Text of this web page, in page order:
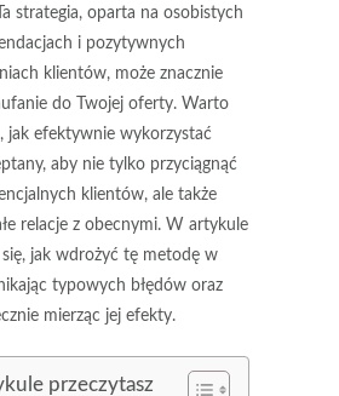
strategia, oparta na osobistych
i pozytywnych
klientów, może znacznie
do Twojej oferty. Warto
jak efektywnie wykorzystać
aby nie tylko przyciągnąć
klientów, ale także
relacje z obecnymi. W artykule
jak wdrożyć tę metodę w
typowych błędów oraz
mierząc jej efekty.
przeczytasz